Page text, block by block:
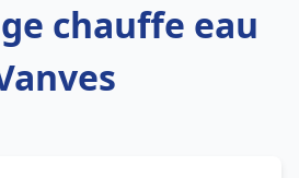
chauffe eau